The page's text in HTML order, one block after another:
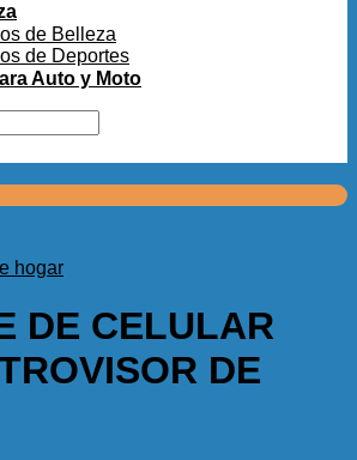
de Belleza
de Deportes
Auto y Moto
hogar
DE CELULAR
DE